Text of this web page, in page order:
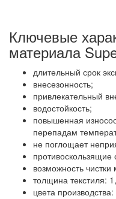
Ключевые
материала
длительный срок
внесезонность;
привлекательный
водостойкость;
повышенная
перепадам
не поглощает
противоскользящие
возможность
толщина текстиля:
цвета